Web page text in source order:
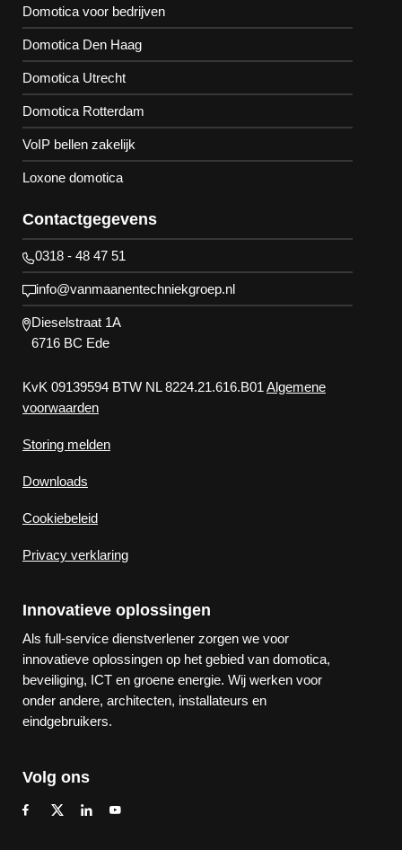
Domotica voor bedrijven
Domotica Den Haag
Domotica Utrecht
Domotica Rotterdam
VoIP bellen zakelijk
Loxone domotica
Contactgegevens
0318 - 48 47 51
info@vanmaanentechniekgroep.nl
Dieselstraat 1A
6716 BC Ede
KvK 09139594 BTW NL 8224.21.616.B01 Algemene
voorwaarden
Storing melden
Downloads
Cookiebeleid
Privacy verklaring
Innovatieve oplossingen
Als full-service dienstverlener zorgen we voor
innovatieve oplossingen op het gebied van domotica,
beveiliging, ICT en groene energie. Wij werken voor
onder andere, architecten, installateurs en
eindgebruikers.
Volg ons